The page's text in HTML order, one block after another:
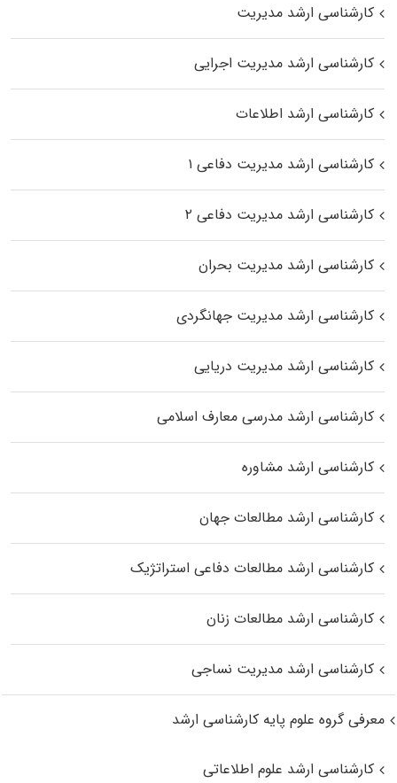
کارشناسی ارشد مدیریت
کارشناسی ارشد مدیریت اجرایی
کارشناسی ارشد اطلاعات
کارشناسی ارشد مدیریت دفاعی ۱
کارشناسی ارشد مدیریت دفاعی ۲
کارشناسی ارشد مدیریت بحران
کارشناسی ارشد مدیریت جهانگردی
کارشناسی ارشد مدیریت دریایی
کارشناسی ارشد مدرسی معارف اسلامی
کارشناسی ارشد مشاوره
کارشناسی ارشد مطالعات جهان
کارشناسی ارشد مطالعات دفاعی استراتژیک
کارشناسی ارشد مطالعات زنان
کارشناسی ارشد مدیریت نساجی
معرفی گروه علوم پایه کارشناسی ارشد
کارشناسی ارشد علوم اطلاعاتی